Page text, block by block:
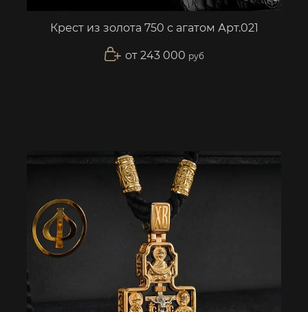
Крест из золота 750 с агатом Арт.021
от 243 000 руб